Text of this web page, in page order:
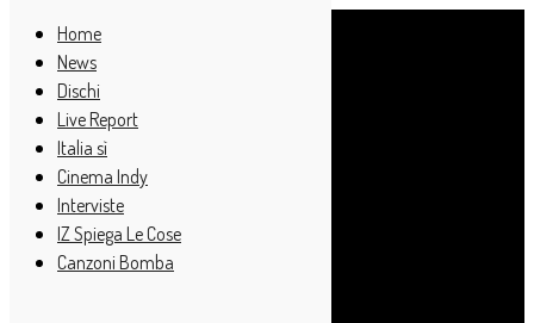
Home
News
Dischi
Live Report
Italia sì
Cinema Indy
Interviste
IZ Spiega Le Cose
Canzoni Bomba